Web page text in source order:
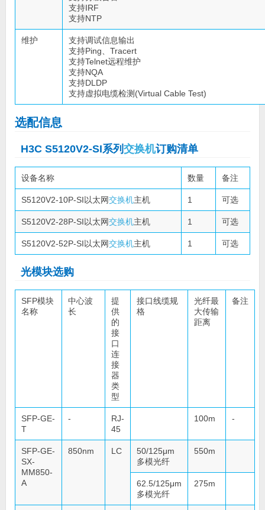
支持IRF
支持NTP
维护
支持调试信息输出
支持Ping、Tracert
支持Telnet远程维护
支持NQA
支持DLDP
支持虚拟电缆检测(Virtual Cable Test)
选配信息
H3C S5120V2-SI系列 交换机订购清单
设备名称 数量 备注
S5120V2-10P-SI以太网交换机主机 1 可选
S5120V2-28P-SI以太网交换机主机 1 可选
S5120V2-52P-SI以太网交换机主机 1 可选
光模块选购
SFP模块
名称
中心波
长
提
供
的
接
口
连
接
器
类
型
接口线缆规
格
光纤最
大传输
距离
备注
SFP-GE-
T
-
RJ-
45
100m -
SFP-GE-
SX-
MM850-
A
850nm LC
50/125μm
多模光纤
550m
62.5/125μm
多模光纤
275m